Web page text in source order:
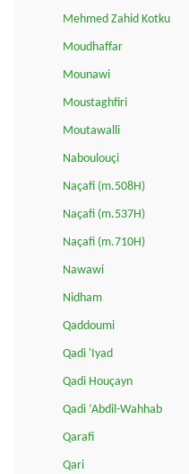
Mehmed Zahid Kotku
Moudhaffar
Mounawi
Moustaghfiri
Moutawalli
Naboulouçi
Naçafi (m.508H)
Naçafi (m.537H)
Naçafi (m.710H)
Nawawi
Nidham
Qaddoumi
Qadi 'Iyad
Qadi Houçayn
Qadi ‘Abdil-Wahhab
Qarafi
Qari